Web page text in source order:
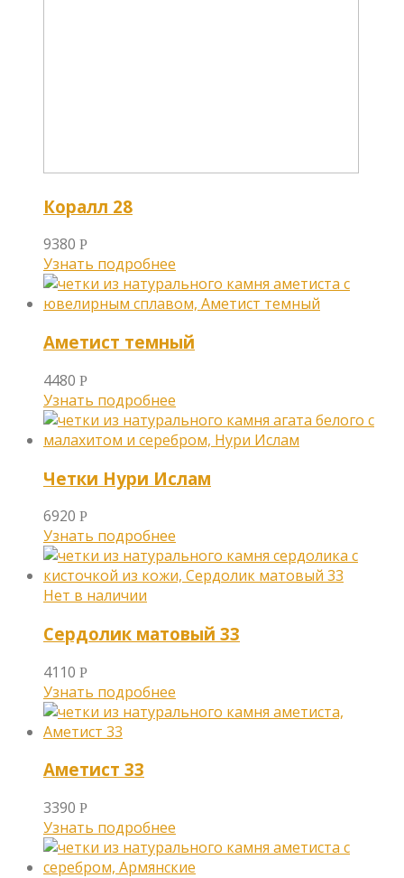
Коралл 28
9380 Р
Узнать подробнее
Аметист темный
4480 Р
Узнать подробнее
Четки Нури Ислам
6920 Р
Узнать подробнее
Сердолик матовый 33
4110 Р
Узнать подробнее
Аметист 33
3390 Р
Узнать подробнее